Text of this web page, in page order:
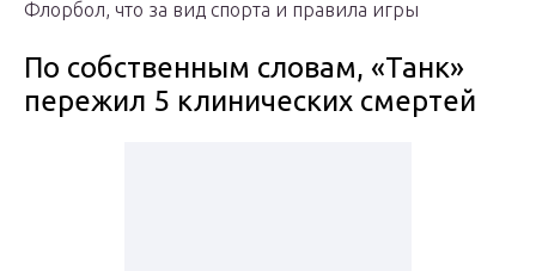
Флорбол, что за вид спорта и правила игры
По собственным словам, «Танк»
пережил 5 клинических смертей